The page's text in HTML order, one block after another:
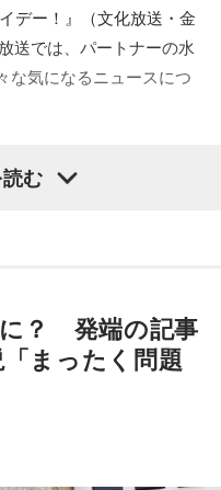
ら祭りの起源なんです
関東各地から来ていた
なくて、神社の境内にビ
のチラシ1枚、ビラ1枚、
デー！』（文化放送・金
送では、パートナーの水
な気になるニュースにつ
が、高齢化と皆さんお
まんなかったと。で、
内会長の打診があった
う会議中に17歳の娘さ
む
？ 発端の記事
まったく問題